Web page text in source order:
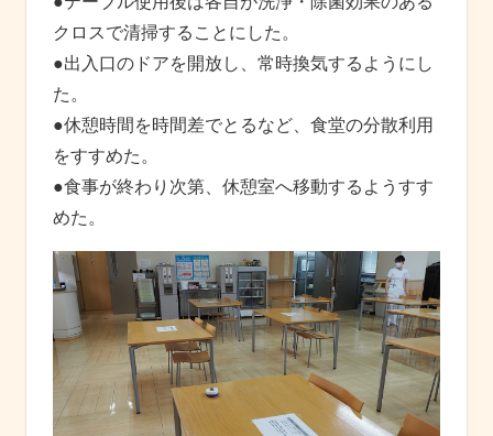
クロスで清掃することにした。
●出入口のドアを開放し、常時換気するようにし
た。
●休憩時間を時間差でとるなど、食堂の分散利用
をすすめた。
●食事が終わり次第、休憩室へ移動するようすす
めた。